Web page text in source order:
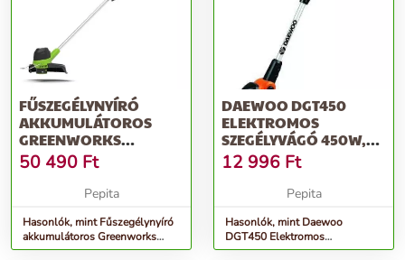
FŰSZEGÉLYNYÍRÓ
AKKUMULÁTOROS
GREENWORKS
G40LT33K2 40V 2AH
AKKUMUL...
50 490 Ft
Pepita
Hasonlók, mint Fűszegélynyíró
akkumulátoros Greenworks
G40LT33K2 40v 2ah akkumul...
DAEWOO DGT450
ELEKTROMOS
SZEGÉLYVÁGÓ 450W,
NARANCSSÁRGA
12 996 Ft
Pepita
Hasonlók, mint Daewoo
DGT450 Elektromos
Szegélyvágó 450W,